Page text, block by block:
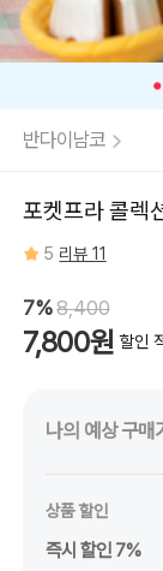
반다이남코
포켓프라 콜렉
5 리뷰 11
7%8,400
7,800원 할인
나의 예상 구매
상품 할인
즉시 할인 7%